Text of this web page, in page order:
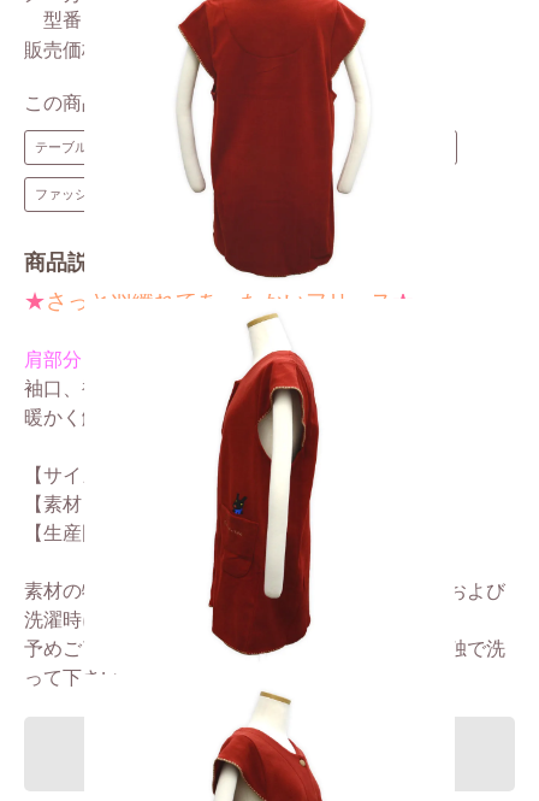
型番
4529128250181
販売価格
7,000円(税込7,700円)
この商品のキーワード
テーブルウェア・キッチングッズ キッチングッズ
ファッション エプロン
商品説明
★さっと羽織れてあったかいフリース ★
肩部分も袖
がある人気のスタイル☆
袖口、裾口の
がポイント♪
暖かく触り心地もGoodです！
【サイズ】着丈78cm、前身巾55cm
【素材】ポリエステル100％
【生産国】中国
素材の特性上、毛羽落ちすることがあり、着用中および
洗濯時に衣料に付くことがあります。
予めご了承下さい。洗濯の際はネットを使用し単独で洗
って下さい。
SOLD OUT